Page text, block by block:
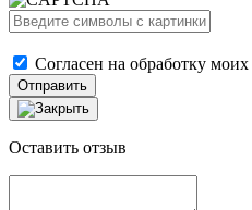
Согласен на обработку моих
Отправить
Оставить отзыв